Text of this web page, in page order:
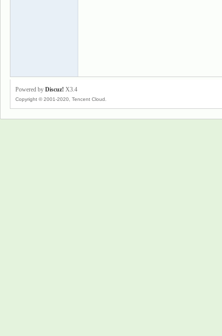
Powered by Discuz! X3.4
Copyright © 2001-2020, Tencent Cloud.